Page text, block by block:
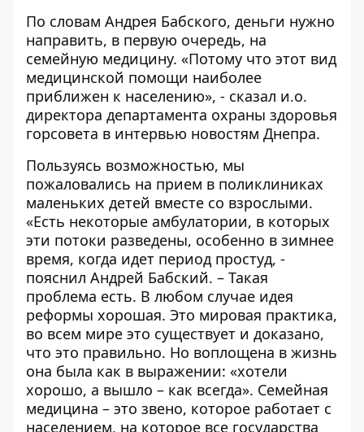
По словам Андрея Бабского, деньги нужно
направить, в первую очередь, на
семейную медицину. «Потому что этот вид
медицинской помощи наиболее
приближен к населению», - сказал и.о.
директора департамента охраны здоровья
горсовета в интервью новостям Днепра.
Пользуясь возможностью, мы
пожаловались на прием в поликлиниках
маленьких детей вместе со взрослыми.
«Есть некоторые амбулатории, в которых
эти потоки разведены, особенно в зимнее
время, когда идет период простуд, -
пояснил Андрей Бабский. – Такая
проблема есть. В любом случае идея
реформы хорошая. Это мировая практика,
во всем мире это существует и доказано,
что это правильно. Но воплощена в жизнь
она была как в выражении: «хотели
хорошо, а вышло – как всегда». Семейная
медицина – это звено, которое работает с
населением, на которое все государства